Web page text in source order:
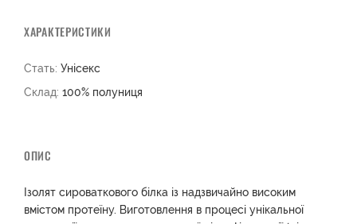
ХАРАКТЕРИСТИКИ
Стать: Унісекс
Склад: 100% полуниця
ОПИС
Ізолят сироваткового білка із надзвичайно високим
вмістом протеїну. Виготовлення в процесі унікальної